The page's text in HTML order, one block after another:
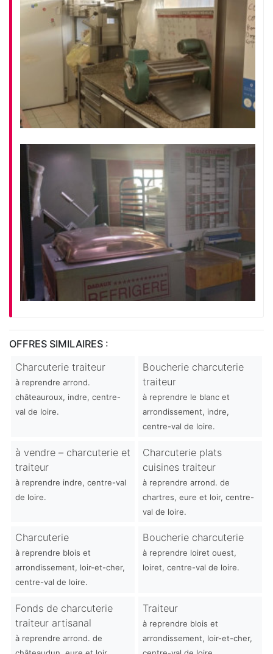
OFFRES SIMILAIRES :
Charcuterie traiteur
à reprendre arrond.
châteauroux, indre, centre-
val de loire.
Boucherie charcuterie
traiteur
à reprendre le blanc et
arrondissement, indre,
centre-val de loire.
à vendre – charcuterie et
traiteur
à reprendre indre, centre-val
de loire.
Charcuterie plats
cuisines traiteur
à reprendre arrond. de
chartres, eure et loir, centre-
val de loire.
Charcuterie
à reprendre blois et
arrondissement, loir-et-cher,
centre-val de loire.
Boucherie charcuterie
à reprendre loiret ouest,
loiret, centre-val de loire.
Fonds de charcuterie
traiteur artisanal
à reprendre arrond. de
Traiteur
à reprendre blois et
arrondissement, loir-et-cher,